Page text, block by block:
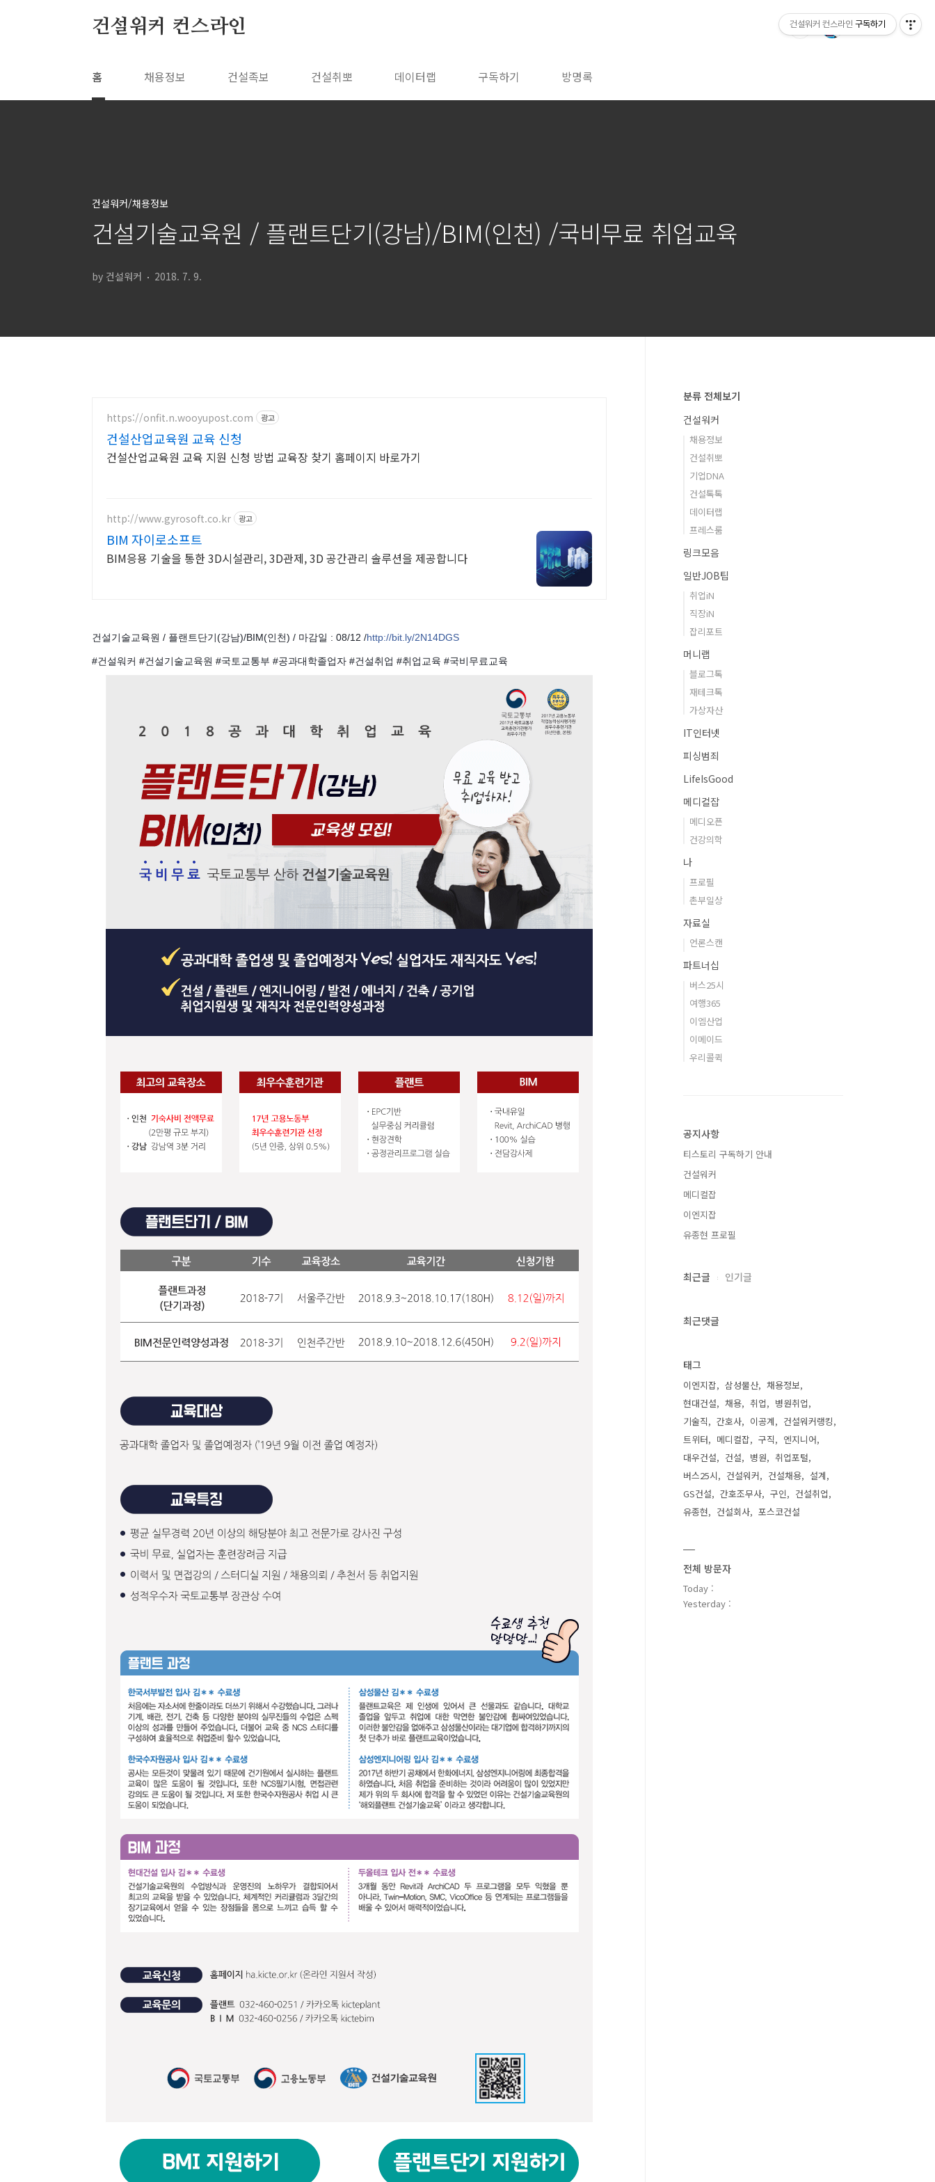
건설워커 컨스라인
홈 채용정보 건설족보 건설취뽀 데이터랩 구독하기 방명록
건설워커/채용정보
건설기술교육원 / 플랜트단기(강남)/BIM(인천) /국비무료 취업교육
by 건설워커 2018. 7. 9.
https://onfit.n.wooyupost.com 광고
건설산업교육원 교육 신청
건설산업교육원 교육 지원 신청 방법 교육장 찾기 홈페이지 바로가기
http://www.gyrosoft.co.kr 광고
BIM 자이로소프트
BIM응용 기술을 통한 3D시설관리, 3D관제, 3D 공간관리 솔루션을 제공합니다
건설기술교육원 / 플랜트단기(강남)/BIM(인천) / 마감일 : 08/12 /http://bit.ly/2N14DGS
#건설워커 #건설기술교육원 #국토교통부 #공과대학졸업자 #건설취업 #취업교육 #국비무료교육
분류 전체보기
건설워커
채용정보
건설취뽀
기업DNA
건설톡톡
데이터랩
프레스룸
링크모음
일반JOB팁
취업iN
직장iN
잡리포트
머니랩
블로그톡
재테크톡
가상자산
IT인터넷
피싱범죄
LifeIsGood
메디컬잡
메디오픈
건강의학
나
프로필
촌부일상
자료실
언론스캔
파트너십
버스25시
여행365
이엠산업
이메이드
우리콜퀵
공지사항
티스토리 구독하기 안내
건설워커
메디컬잡
이엔지잡
유종현 프로필
최근글 인기글
최근댓글
태그
이엔지잡 삼성물산
채용정보
현대건설
채용 취업
병원취업
기술직
간호사 이공계
건설워커랭킹
트위터
메디컬잡 구직
엔지니어
대우건설
건설 병원
취업포털
버스25시
건설워커 건설채용
설계
GS건설
간호조무사 구인
건설취업
유종현
건설회사 포스코건설
전체 방문자
Today :
Yesterday :
건설워커 컨스라인 구독하기